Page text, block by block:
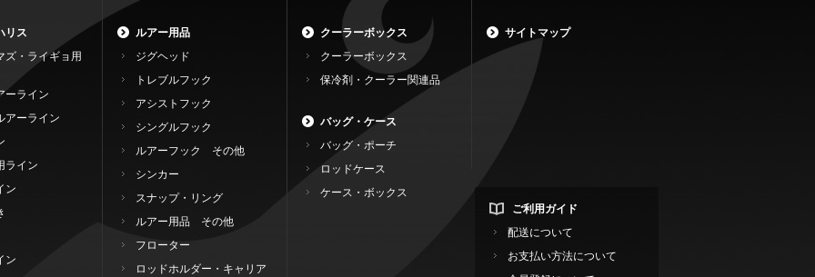
リス
ズ・ライギョ用
ーライン
アーライン
ライン
ン
ン
ルアー用品
ジグヘッド
トレブルフック
アシストフック
シングルフック
ルアーフック その他
シンカー
スナップ・リング
ルアー用品 その他
フローター
ロッドホルダー・キャリア
クーラーボックス
クーラーボックス
保冷剤・クーラー関連品
バッグ・ケース
バッグ・ポーチ
ロッドケース
ケース・ボックス
サイトマップ
ご利用ガイド
配送について
お支払い方法について